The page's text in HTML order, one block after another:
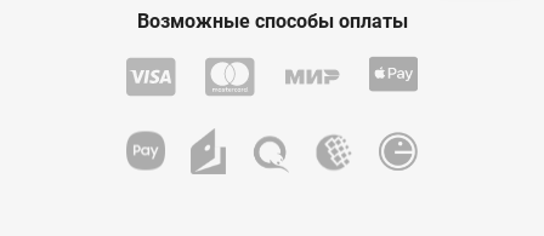
Возможные способы оплаты